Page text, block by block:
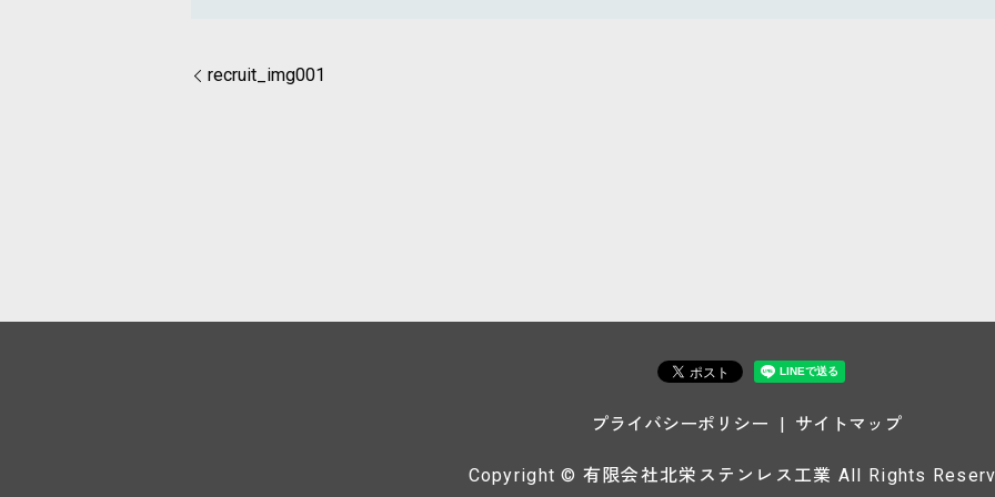
recruit_img001
プライバシーポリシー サイトマップ
Copyright © 有限会社北栄ステンレス工業 All Rights